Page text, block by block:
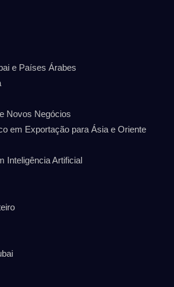
e Países Árabes
Novos Negócios
em Exportação para Ásia e Oriente
Inteligência Artificial